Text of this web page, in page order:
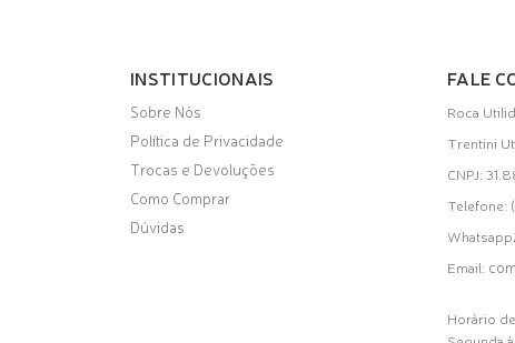
INSTITUCIONAIS
Sobre Nós
Política de Privacidade
Trocas e Devoluções
Como Comprar
Dúvidas
FALE
Roca
Trentini
CNPJ:
Telefone:
Email:
Horário